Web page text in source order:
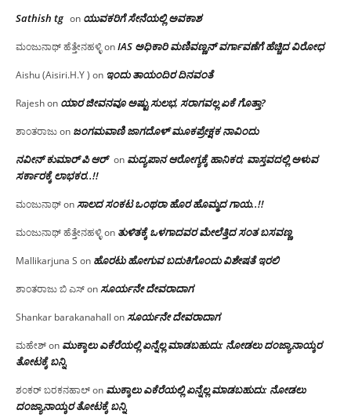
Sathish tg on ಯುವಕರಿಗೆ ಸೇನೆಯಲ್ಲಿ ಅವಕಾಶ
ಮಂಜುನಾಥ್ ಹೆತ್ತೇನಹಳ್ಳಿonIAS ಅಧಿಕಾರಿ ಮಣಿವಣ್ಣನ್ ವರ್ಗಾವಣೆಗೆ ಹೆಚ್ಚಿದ‌ ವಿರೋಧ
Aishu (Aisiri.H.Y ) on ಇಂದು ತಾಯಂದಿರ ದಿನವಂತೆ
Rajeshon ಯಾರ ಜೀವನವೂ ಅಷ್ಟು ಸುಲಭ, ಸರಾಗವಲ್ಲ ಏಕೆ ಗೊತ್ತಾ?
ಶಾಂತರಾಜುon ಜಂಗಮವಾಣಿ ಜಾಗದೊಳ್ ಮೂಕಪ್ರೇಕ್ಷಕ ನಾವಿಂದು
ನವೀನ್ ಕುಮಾರ್ ಪಿ ಆರ್ on ಮದ್ಯಪಾನ ಆರೋಗ್ಯಕ್ಕೆ ಹಾನಿಕರ; ವಾಸ್ತವದಲ್ಲಿ ಅಳುವ
ಸರ್ಕಾರಕ್ಕೆ ಲಾಭಕರ..!!
ಮಂಜುನಾಥ್onಸಾಲದ ಸಂಕಟ ಒಂಥರಾ ಹೊರ ಹೊಮ್ಮದ ಗಾಯ..!!
ಮಂಜುನಾಥ್ ಹೆತ್ತೇನಹಳ್ಳಿon ತುಳಿತಕ್ಕೆ ಒಳಗಾದವರ ಮೇಲೆತ್ತಿದ ಸಂತ ಬಸವಣ್ಣ
Mallikarjuna S on ಹೊರಟು ಹೋಗುವ ಬದುಕಿಗೊಂದು ವಿಶೇಷತೆ ಇರಲಿ
ಶಾಂತರಾಜು ಬಿ ಎಸ್onಸೂರ್ಯನೇ ದೇವರಾದಾಗ
Shankar barakanahall onಸೂರ್ಯನೇ ದೇವರಾದಾಗ
ಮಹೇಶ್on ಮುಕ್ಕಾಲು ಎಕೆರೆಯಲ್ಲಿ ಏನ್ನೆಲ್ಲ‌ ಮಾಡಬಹುದು: ನೋಡಲು ದಂಜ್ಯಾನಾಯ್ಕರ
ತೋಟಕ್ಕೆ ಬನ್ನಿ
ಶಂಕರ್ ಬರಕನಹಾಲ್on ಮುಕ್ಕಾಲು ಎಕೆರೆಯಲ್ಲಿ ಏನ್ನೆಲ್ಲ‌ ಮಾಡಬಹುದು: ನೋಡಲು
ದಂಜ್ಯಾನಾಯ್ಕರ ತೋಟಕ್ಕೆ ಬನ್ನಿ